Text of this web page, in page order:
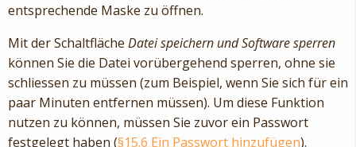
entsprechende Maske zu öffnen.
Mit der Schaltfläche Datei speichern und Software sperren
können Sie die Datei vorübergehend sperren, ohne sie
schliessen zu müssen (zum Beispiel, wenn Sie sich für ein
paar Minuten entfernen müssen). Um diese Funktion
nutzen zu können, müssen Sie zuvor ein Passwort
festgelegt haben (§15.6 Ein Passwort hinzufügen).